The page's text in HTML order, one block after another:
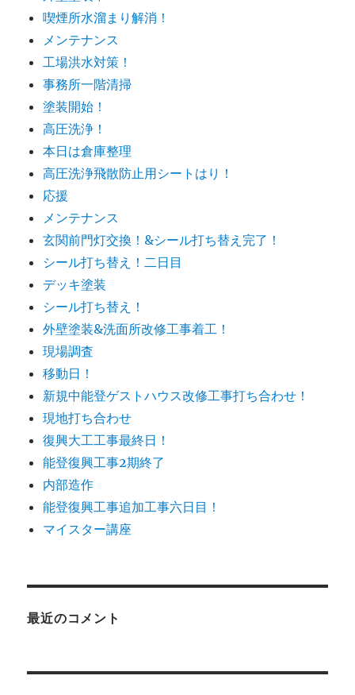
喫煙所水溜まり解消！
メンテナンス
工場洪水対策！
事務所一階清掃
塗装開始！
高圧洗浄！
本日は倉庫整理
高圧洗浄飛散防止用シートはり！
応援
メンテナンス
玄関前門灯交換！&シール打ち替え完了！
シール打ち替え！二日目
デッキ塗装
シール打ち替え！
外壁塗装&洗面所改修工事着工！
現場調査
移動日！
新規中能登ゲストハウス改修工事打ち合わせ！
現地打ち合わせ
復興大工工事最終日！
能登復興工事2期終了
内部造作
能登復興工事追加工事六日目！
マイスター講座
最近のコメント